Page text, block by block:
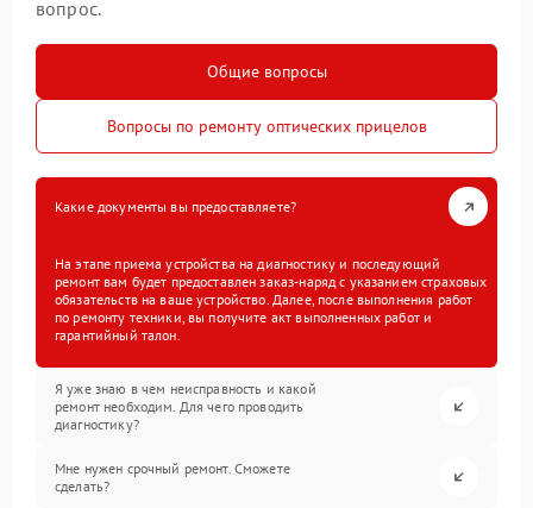
вопрос.
Общие вопросы
Вопросы по ремонту оптических прицелов
Какие документы вы предоставляете?
На этапе приема устройства на диагностику и последующий
ремонт вам будет предоставлен заказ-наряд с указанием страховых
обязательств на ваше устройство. Далее, после выполнения работ
по ремонту техники, вы получите акт выполненных работ и
гарантийный талон.
Я уже знаю в чем неисправность и какой
ремонт необходим. Для чего проводить
диагностику?
Мне нужен срочный ремонт. Сможете
сделать?